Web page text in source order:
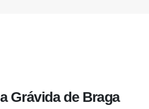
Grávida de Braga